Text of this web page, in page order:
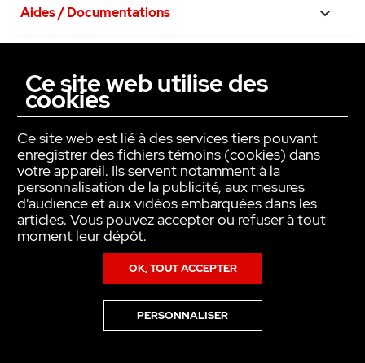
Aides / Documentations 
La confiance avant tout
Ce site web utilise des
cookies
Ce site web est lié à des services tiers pouvant
enregistrer des fichiers témoins (cookies) dans
votre appareil. Ils servent notamment à la
personnalisation de la publicité, aux mesures
d'audience et aux vidéos embarquées dans les
articles. Vous pouvez accepter ou refuser à tout
moment leur dépôt.
OK, TOUT ACCEPTER
PERSONNALISER
Pour en savoir plus sur notre politique en matière de cookies,consultez